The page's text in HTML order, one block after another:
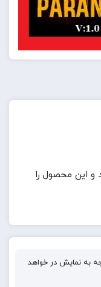
و این محصول را
به نمایش در خواهد